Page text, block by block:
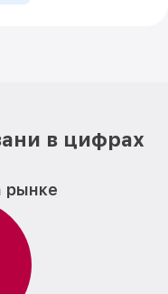
в цифрах
рынке